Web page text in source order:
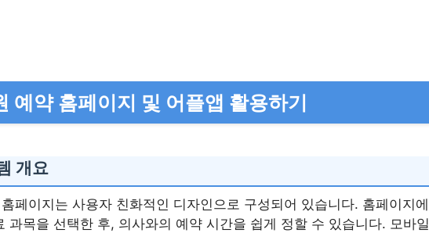
예약 홈페이지 및 어플앱 활용하기
개요
페이지는 사용자 친화적인 디자인으로 구성되어 있습니다. 홈페이지에
과목을 선택한 후, 의사와의 예약 시간을 쉽게 정할 수 있습니다. 모바일